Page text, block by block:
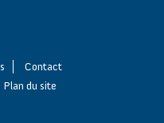
Contact
Plan du site